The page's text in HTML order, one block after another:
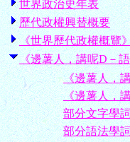
世界政治史年表
歷代政權興替概要
《世界歷代政權概覽
《邊薯人，講呢D－
《邊薯人，
《邊薯人，
部分文字學
部分語法學